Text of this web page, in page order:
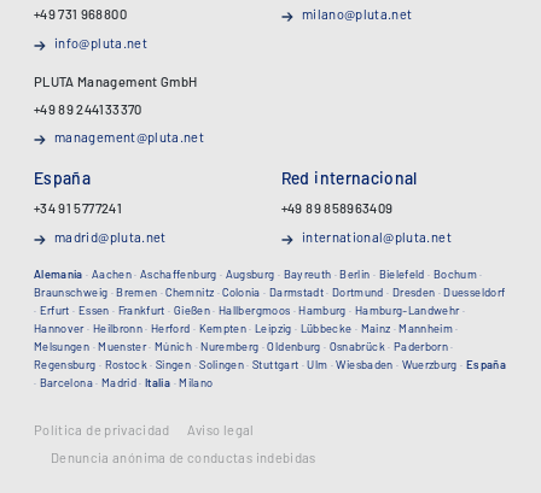
+49 731 968800
info@pluta.net
PLUTA Management GmbH
+49 89 244133370
management@pluta.net
milano@pluta.net
España
+34 91 5777241
madrid@pluta.net
Red internacional
+49 89 858963409
international@pluta.net
Alemania · Aachen·Aschaffenburg · Augsburg · Bayreuth ·Berlin · Bielefeld · Bochum·
Braunschweig ·Bremen ·Chemnitz ·Colonia · Darmstadt·Dortmund · Dresden ·Duesseldorf
· Erfurt · Essen · Frankfurt · Gießen·Hallbergmoos ·Hamburg · Hamburg-Landwehr·
Hannover· Heilbronn·Herford · Kempten·Leipzig · Lübbecke · Mainz ·Mannheim·
Melsungen ·Muenster·Múnich ·Nuremberg ·Oldenburg · Osnabrück · Paderborn·
Regensburg · Rostock ·Singen ·Solingen·Stuttgart ·Ulm ·Wiesbaden · Wuerzburg · España
· Barcelona· Madrid·Italia ·Milano
Política de privacidad
Aviso legal
Denuncia anónima de conductas indebidas